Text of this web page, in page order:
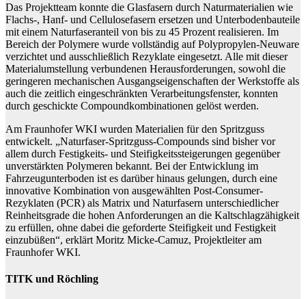
Das Projektteam konnte die Glasfasern durch Naturmaterialien wie
Flachs-, Hanf- und Cellulosefasern ersetzen und Unterbodenbauteile
mit einem Naturfaseranteil von bis zu 45 Prozent realisieren. Im
Bereich der Polymere wurde vollständig auf Polypropylen-Neuware
verzichtet und ausschließlich Rezyklate eingesetzt. Alle mit dieser
Materialumstellung verbundenen Herausforderungen, sowohl die
geringeren mechanischen Ausgangseigenschaften der Werkstoffe als
auch die zeitlich eingeschränkten Verarbeitungsfenster, konnten
durch geschickte Compoundkombinationen gelöst werden.
Am Fraunhofer WKI wurden Materialien für den Spritzguss
entwickelt. „Naturfaser-Spritzguss-Compounds sind bisher vor
allem durch Festigkeits- und Steifigkeitssteigerungen gegenüber
unverstärkten Polymeren bekannt. Bei der Entwicklung im
Fahrzeugunterboden ist es darüber hinaus gelungen, durch eine
innovative Kombination von ausgewählten Post-Consumer-
Rezyklaten (PCR) als Matrix und Naturfasern unterschiedlicher
Reinheitsgrade die hohen Anforderungen an die Kaltschlagzähigkeit
zu erfüllen, ohne dabei die geforderte Steifigkeit und Festigkeit
einzubüßen“, erklärt Moritz Micke-Camuz, Projektleiter am
Fraunhofer WKI.
TITK und Röchling